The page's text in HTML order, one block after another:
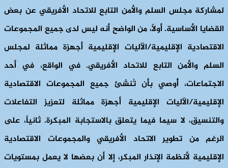
لمشاركة مجلس السلم والأمن التابع للاتحاد الأفريقي عن بعض
القضايا الأساسية. أولاً، من الواضح أنه ليس لدى جميع المجموعات
الاقتصادية الإقليمية/الآليات الإقليمية أجهزة مماثلة لمجلس
السلم والأمن التابع للاتحاد الأفريقي. في الواقع، في أحد
الاجتماعات، أُوصي بأن تُنشئ جميع المجموعات الاقتصادية
الإقليمية/الآليات الإقليمية أجهزة مماثلة لتعزيز التفاعلات
والتنسيق، لا سيما فيما يتعلق بالاستجابة المبكرة. ثانياً، على
الرغم من تطوير الاتحاد الأفريقي والمجموعات الاقتصادية
الإقليمية لأنظمة الإنذار المبكر، إلا أن بعضها لا يعمل بمستويات